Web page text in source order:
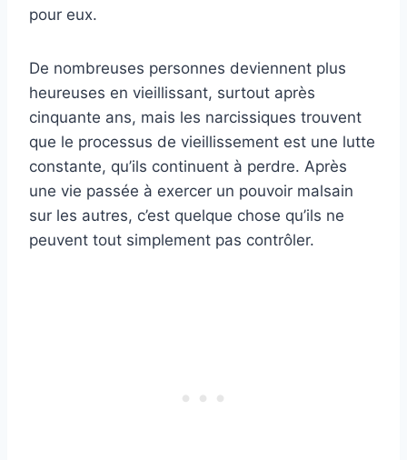
pour eux.
De nombreuses personnes deviennent plus
heureuses en vieillissant, surtout après
cinquante ans, mais les narcissiques trouvent
que le processus de vieillissement est une lutte
constante, qu’ils continuent à perdre. Après
une vie passée à exercer un pouvoir malsain
sur les autres, c’est quelque chose qu’ils ne
peuvent tout simplement pas contrôler.